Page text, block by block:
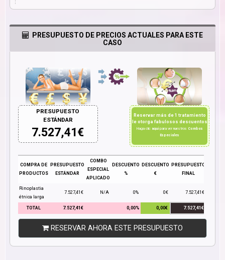
PRESUPUESTO DE PRECIOS ACTUALES PARA ESTE
CASO
PRESUPUESTO
ESTÁNDAR
7.527,41€
Reservar más de 1 tratamiento
le otorga fabulosos descuentos
Haga clic aquípara ver nuestros Combos
Especiales
COMPRA DE
PRODUCTOS
PRESUPUESTO
ESTÁNDAR
COMBO
ESPECIAL
APLICADO
DESCUENTO
%
DESCUENTO
€
PRESUPUESTO
FINAL
Rinoplastia
étnica larga
7.527,41€ N/A 0% 0€ 7.527,41€
TOTAL 7.527,41€ 0,00% 0,00€ 7.527,41€
RESERVAR AHORA ESTE PRESUPUESTO